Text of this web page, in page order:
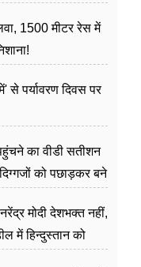
1500 मीटर रेस में
से पर्यावरण दिवस पर
का वीडी सतीशन
को पछाड़कर बने
मोदी देशभक्त नहीं,
में हिन्दुस्तान को